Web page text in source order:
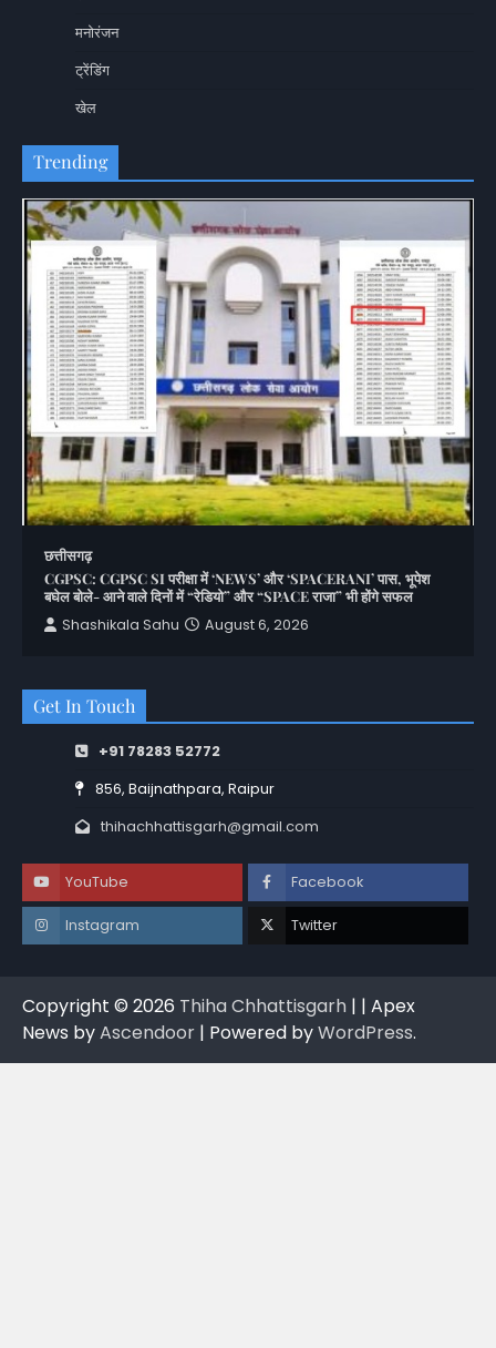
मनोरंजन
ट्रेंडिंग
खेल
Trending
छत्तीसगढ़
CGPSC: CGPSC SI परीक्षा में ‘NEWS’ और ‘SPACERANI’ पास, भूपेश
बघेल बोले- आने वाले दिनों में “रेडियो” और “SPACE राजा” भी होंगे सफल
Shashikala Sahu
August 6, 2026
Get In Touch
+91 78283 52772
856, Baijnathpara, Raipur
thihachhattisgarh@gmail.com
YouTube Facebook
Instagram Twitter
Copyright © 2026 Thiha Chhattisgarh | | Apex
News byAscendoor | Powered byWordPress.